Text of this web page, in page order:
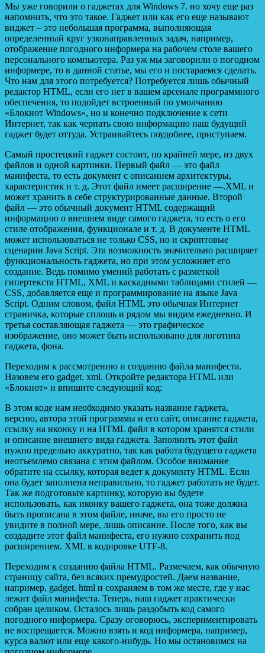
Мы уже говорили о гаджетах для Windows 7. но хочу еще раз
напомнить, что это такое. Гаджет или как его еще называют
виджет – это небольшая программа, выполняющая
определенный круг узконаправленных задач, например,
отображение погодного информера на рабочем столе вашего
персонального компьютера. Раз уж мы заговорили о погодном
информере, то в данной статье, мы его и постараемся сделать.
Что нам для этого потребуется? Потребуется лишь обычный
редактор HTML, если его нет в вашем арсенале программного
обеспечения, то подойдет встроенный по умолчанию
«Блокнот Windows», но и конечно подключение к сети
Интернет, так как черпать свою информацию наш будущий
гаджет будет оттуда. Устраивайтесь поудобнее, приступаем.
Самый простецкий гаджет состоит, по крайней мере, из двух
файлов и одной картинки. Первый файл — это файл
манифеста, то есть документ с описанием архитектуры,
характеристик и т. д. Этот файл имеет расширение —.XML и
может хранить в себе структурированные данные. Второй
файл — это обычный документ HTML содержащий
информацию о внешнем виде самого гаджета, то есть о его
стиле отображения, функционале и т. д. В документе HTML
может использоваться не только CSS, но и скриптовые
сценарии Java Script. Эта возможность значительно расширяет
функциональность гаджета, но при этом усложняет его
создание. Ведь помимо умений работать с разметкой
гипертекста HTML, XML и каскадными таблицами стилей —
CSS, добавляется еще и программирование на языке Java
Script. Одним словом, файл HTML это обычная Интернет
страничка, которые сплошь и рядом мы видим ежедневно. И
третья составляющая гаджета — это графическое
изображение, оно может быть использовано для логотипа
гаджета, фона.
Переходим к рассмотрению и созданию файла манифеста.
Назовем его gadget. xml. Откройте редактора HTML или
«Блокнот» и впишите следующий код:
В этом коде нам необходимо указать название гаджета,
версию, автора этой программы и его сайт, описание гаджета,
ссылку на иконку и на HTML файл в котором хранятся стили
и описание внешнего вида гаджета. Заполнить этот файл
нужно предельно аккуратно, так как работа будущего гаджета
неотъемлемо связана с этим файлом. Особое внимание
обратите на ссылку, которая ведет к документу HTML. Если
она будет заполнена неправильно, то гаджет работать не будет.
Так же подготовьте картинку, которую вы будете
использовать, как иконку вашего гаджета, она тоже должна
быть прописана в этом файле, иначе, вы его просто не
увидите в полной мере, лишь описание. После того, как вы
создадите этот файл манифеста, его нужно сохранить под
расширением. XML в кодировке UTF-8.
Переходим к созданию файла HTML. Размечаем, как обычную
страницу сайта, без всяких премудростей. Даем название,
например, gadget. html и сохраняем в том же месте, где у нас
лежит файл манифеста. Теперь, наш гаджет практически
собран целиком. Осталось лишь раздобыть код самого
погодного информера. Сразу оговорюсь, экспериментировать
не воспрещается. Можно взять и код информера, например,
курса валют или еще какого-нибудь. Но мы остановимся на